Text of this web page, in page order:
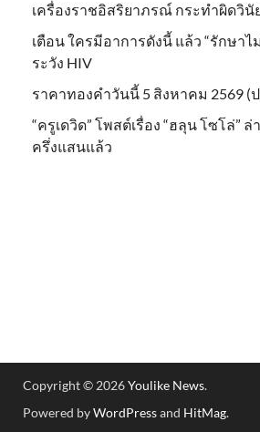
เครื่องราชอิสริยาภรณ์ กระทำผิดวินั
เตือน ใครมีอาการดังนี้ แล้ว “รักษาไ
ระวัง HIV
ราคาทองคำวันนี้ 5 สิงหาคม 2569 (
“ครูเดวิด” โพสต์เรื่อง “ฮลุน โซโล่”
ครึ่งแสนแล้ว
Copyright © 2026Youlike News.
Powered byWordPressand HitMag.